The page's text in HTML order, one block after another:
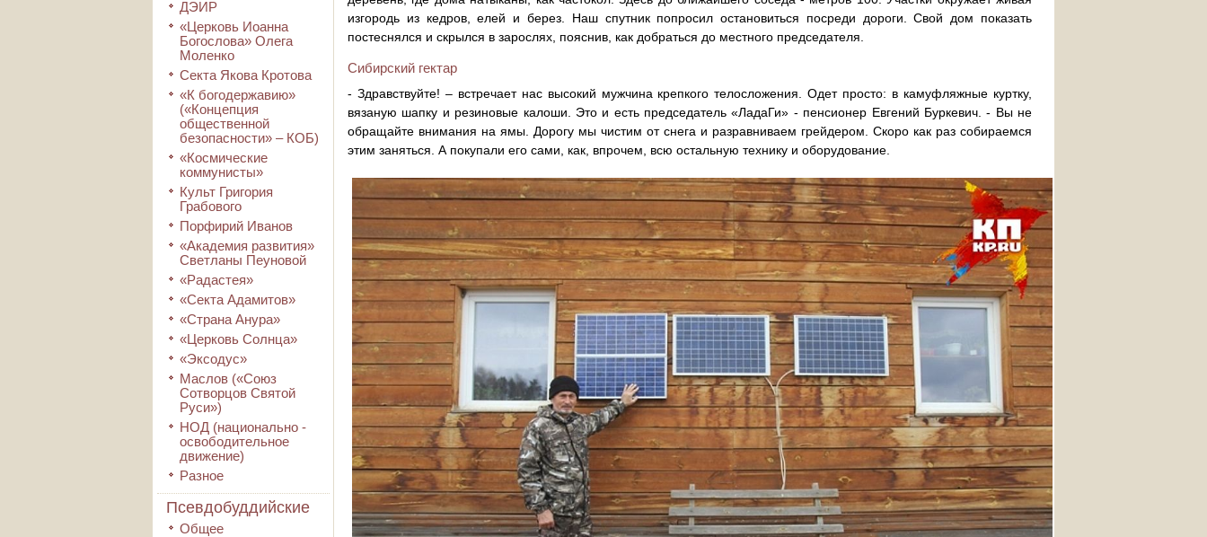
ДЭИР
«Церковь Иоанна
Богослова» Олега
Моленко
Секта Якова Кротова
«К богодержавию»
(«Концепция
общественной
безопасности» – КОБ)
«Космические
коммунисты»
Культ Григория
Грабового
Порфирий Иванов
«Академия развития»
Светланы Пеуновой
«Радастея»
«Секта Адамитов»
«Страна Анура»
«Церковь Солнца»
«Эксодус»
Маслов («Союз
Сотворцов Святой
Руси»)
НОД (национально -
освободительное
движение)
Разное
Псевдобуддийские
Общее
изгородь из кедров, елей и берез. Наш спутник попросил остановиться посреди дороги. Свой дом показать
постеснялся и скрылся в зарослях, пояснив, как добраться до местного председателя.
Сибирский гектар
- Здравствуйте! – встречает нас высокий мужчина крепкого телосложения. Одет просто: в камуфляжные куртку,
вязаную шапку и резиновые калоши. Это и есть председатель «ЛадаГи» - пенсионер Евгений Буркевич. - Вы не
обращайте внимания на ямы. Дорогу мы чистим от снега и разравниваем грейдером. Скоро как раз собираемся
этим заняться. А покупали его сами, как, впрочем, всю остальную технику и оборудование.